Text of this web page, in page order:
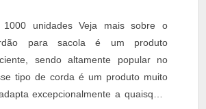
1000 unidades Veja mais sobre o
para sacola é um produto
sendo altamente popular no
tipo de corda é um produto muito
excepcionalmente a quaisquer